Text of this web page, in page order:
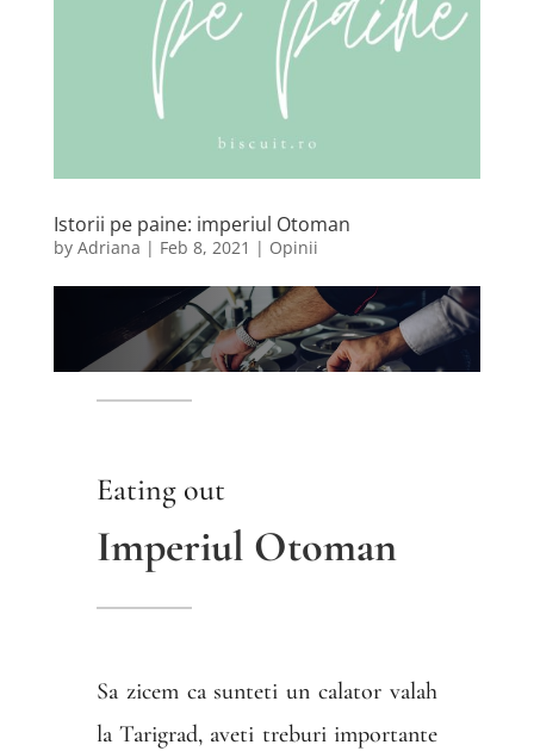
Istorii pe paine: imperiul Otoman
by Adriana | Feb 8, 2021 | Opinii
Eating out
Imperiul Otoman
Sa zicem ca sunteti un calator valah
la Tarigrad, aveti treburi importante